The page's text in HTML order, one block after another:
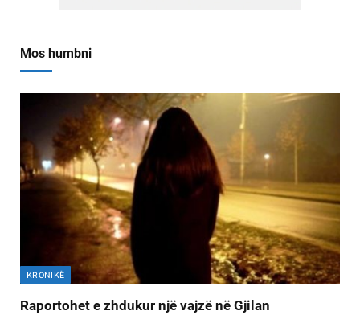
Mos humbni
KRONIKË
Raportohet e zhdukur një vajzë në Gjilan